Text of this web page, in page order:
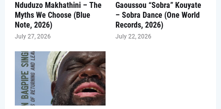
Nduduzo Makhathini – The
Myths We Choose (Blue
Note, 2026)
July 27, 2026
Gaoussou “Sobra” Kouyate
– Sobra Dance (One World
Records, 2026)
July 22, 2026